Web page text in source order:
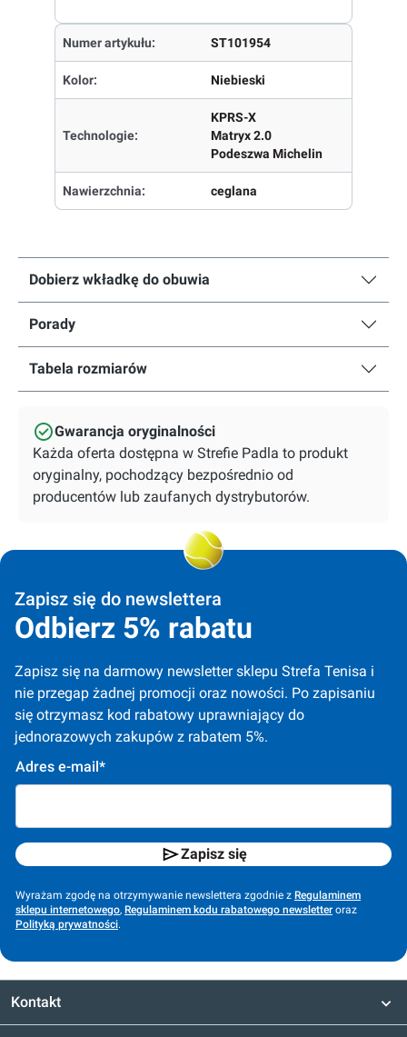
Numer artykułu: ST101954
Kolor: Niebieski
Technologie:
KPRS-X
Matryx 2.0
Podeszwa Michelin
Nawierzchnia: ceglana
Dobierz wkładkę do obuwia
Porady
Tabela rozmiarów
Gwarancja oryginalności
Każda oferta dostępna w Strefie Padla to produkt
oryginalny, pochodzący bezpośrednio od
producentów lub zaufanych dystrybutorów.
Zapisz się do newslettera
Odbierz 5% rabatu
Zapisz się na darmowy newsletter sklepu Strefa Tenisa i
nie przegap żadnej promocji oraz nowości. Po zapisaniu
się otrzymasz kod rabatowy uprawniający do
jednorazowych zakupów z rabatem 5%.
Adres e-mail*
Zapisz się
Wyrażam zgodę na otrzymywanie newslettera zgodnie z Regulaminem
sklepu internetowego, Regulaminem kodu rabatowego newsletter oraz
Polityką prywatności.
Kontakt